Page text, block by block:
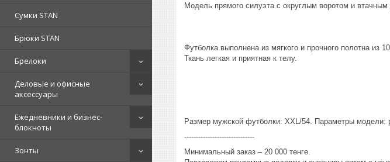
Сумки STAN
Брюки STAN
Брелоки
Деловые и офисные
аксессуары
Ежедневники и бизнес-
блокноты
Зонты
Модель прямого силуэта с округлым воротом и втачным
Футболка выполнена из мягкого и прочного полотна из
Ткань легкая и приятная к телу.
Размер мужской футболки: XXL/54. Параметры модели:
------------------------------
Минимальный заказ – 20 000 тенге.